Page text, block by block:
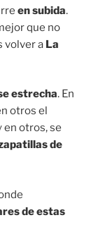
en subida.
que no
volver a La
estrecha. En
otros el
en otros, se
de
de estas